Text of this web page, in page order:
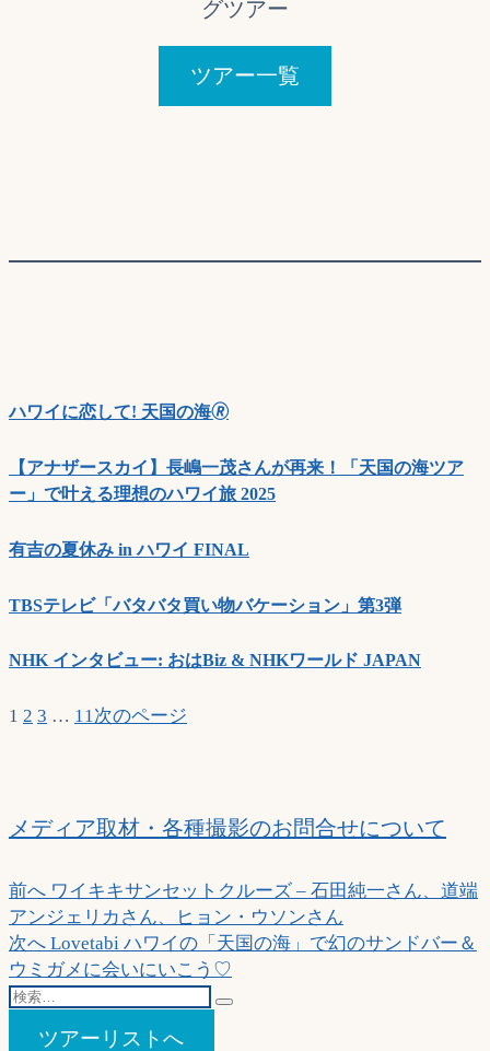
グツアー
ツアー一覧
ハワイに恋して! 天国の海🄬
【アナザースカイ】長嶋一茂さんが再来！「天国の海ツア
ー」で叶える理想のハワイ旅 2025
有吉の夏休み in ハワイ FINAL
TBSテレビ「バタバタ買い物バケーション」第3弾
NHK インタビュー: おはBiz & NHKワールド JAPAN
1 2 3 … 11次のページ
メディア取材・各種撮影のお問合せについて
投
稿
ナ
ビ
前へ 過
去
の
投
稿:
ワイキキサンセットクルーズ – 石田純一さん、道端
アンジェリカさん、ヒョン・ウソンさん
次へ 次
の
投
Lovetabi ハワイの「天国の海」で幻のサンドバー＆
ウミガメに会いにいこう♡
検
ツアーリストへ